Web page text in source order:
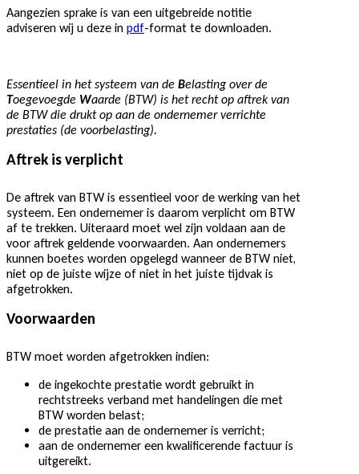
Aangezien sprake is van een uitgebreide notitie
adviseren wij u deze in pdf-format te downloaden.
Essentieel in het systeem van de Belasting over de
Toegevoegde Waarde (BTW) is het recht op aftrek van
de BTW die drukt op aan de ondernemer verrichte
prestaties (de voorbelasting).
Aftrek is verplicht
De aftrek van BTW is essentieel voor de werking van het
systeem. Een ondernemer is daarom verplicht om BTW
af te trekken. Uiteraard moet wel zijn voldaan aan de
voor aftrek geldende voorwaarden. Aan ondernemers
kunnen boetes worden opgelegd wanneer de BTW niet,
niet op de juiste wijze of niet in het juiste tijdvak is
afgetrokken.
Voorwaarden
BTW moet worden afgetrokken indien:
de ingekochte prestatie wordt gebruikt in
rechtstreeks verband met handelingen die met
BTW worden belast;
de prestatie aan de ondernemer is verricht;
aan de ondernemer een kwalificerende factuur is
uitgereikt.